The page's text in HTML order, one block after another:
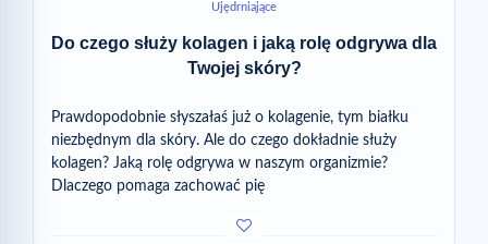
Ujędrniające
Do czego służy kolagen i jaką rolę odgrywa dla
Twojej skóry?
Prawdopodobnie słyszałaś już o kolagenie, tym białku
niezbędnym dla skóry. Ale do czego dokładnie służy
kolagen? Jaką rolę odgrywa w naszym organizmie?
Dlaczego pomaga zachować pię